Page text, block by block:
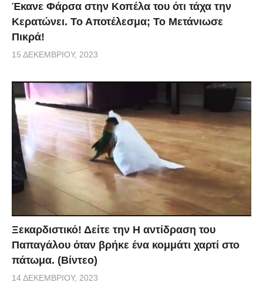
Έκανε Φάρσα στην Κοπέλα του ότι τάχα την
Κερατώνει. Το Αποτέλεσμα; Το Μετάνιωσε
Πικρά!
15 ΔΕΚΕΜΒΡΊΟΥ, 2023
Ξεκαρδιστικό! Δείτε την Η αντίδραση του
Παπαγάλου όταν βρήκε ένα κομμάτι χαρτί στο
πάτωμα. (Βίντεο)
14 ΔΕΚΕΜΒΡΊΟΥ, 2023